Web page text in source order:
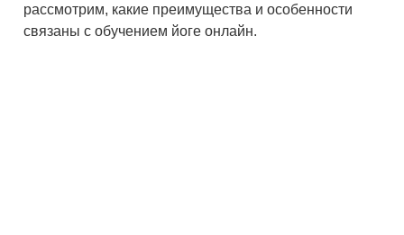
рассмотрим, какие преимущества и особенности
связаны с обучением йоге онлайн.